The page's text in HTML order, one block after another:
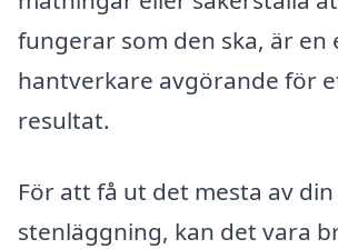
fungerar som den ska, är en
hantverkare avgörande för
resultat.
För att få ut det mesta av
stenläggning, kan det vara